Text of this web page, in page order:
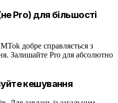
Pro) для більшості
добре справляється з
Залишайте Pro для абсолютно
кешування